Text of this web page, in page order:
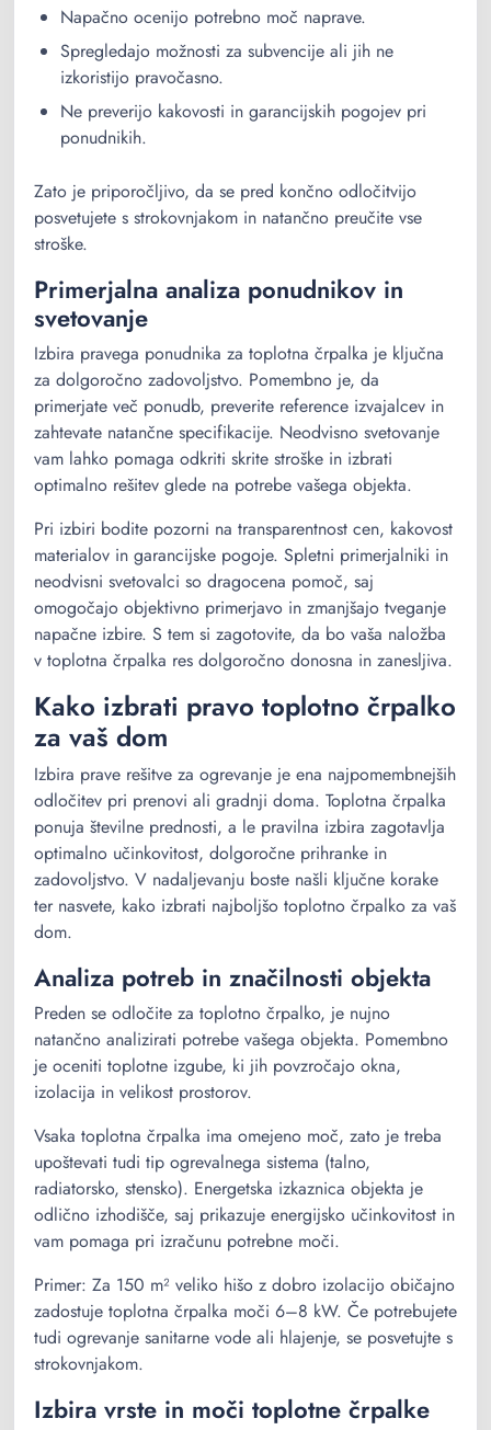
Napačno ocenijo potrebno moč naprave.
Spregledajo možnosti za subvencije ali jih ne
izkoristijo pravočasno.
Ne preverijo kakovosti in garancijskih pogojev pri
ponudnikih.
Zato je priporočljivo, da se pred končno odločitvijo
posvetujete s strokovnjakom in natančno preučite vse
stroške.
Primerjalna analiza ponudnikov in
svetovanje
Izbira pravega ponudnika za toplotna črpalka je ključna
za dolgoročno zadovoljstvo. Pomembno je, da
primerjate več ponudb, preverite reference izvajalcev in
zahtevate natančne specifikacije. Neodvisno svetovanje
vam lahko pomaga odkriti skrite stroške in izbrati
optimalno rešitev glede na potrebe vašega objekta.
Pri izbiri bodite pozorni na transparentnost cen, kakovost
materialov in garancijske pogoje. Spletni primerjalniki in
neodvisni svetovalci so dragocena pomoč, saj
omogočajo objektivno primerjavo in zmanjšajo tveganje
napačne izbire. S tem si zagotovite, da bo vaša naložba
v toplotna črpalka res dolgoročno donosna in zanesljiva.
Kako izbrati pravo toplotno črpalko
za vaš dom
Izbira prave rešitve za ogrevanje je ena najpomembnejših
odločitev pri prenovi ali gradnji doma. Toplotna črpalka
ponuja številne prednosti, a le pravilna izbira zagotavlja
optimalno učinkovitost, dolgoročne prihranke in
zadovoljstvo. V nadaljevanju boste našli ključne korake
ter nasvete, kako izbrati najboljšo toplotno črpalko za vaš
dom.
Analiza potreb in značilnosti objekta
Preden se odločite za toplotno črpalko, je nujno
natančno analizirati potrebe vašega objekta. Pomembno
je oceniti toplotne izgube, ki jih povzročajo okna,
izolacija in velikost prostorov.
Vsaka toplotna črpalka ima omejeno moč, zato je treba
upoštevati tudi tip ogrevalnega sistema (talno,
radiatorsko, stensko). Energetska izkaznica objekta je
odlično izhodišče, saj prikazuje energijsko učinkovitost in
vam pomaga pri izračunu potrebne moči.
Primer: Za 150 m² veliko hišo z dobro izolacijo običajno
zadostuje toplotna črpalka moči 6–8 kW. Če potrebujete
tudi ogrevanje sanitarne vode ali hlajenje, se posvetujte s
strokovnjakom.
Izbira vrste in moči toplotne črpalke